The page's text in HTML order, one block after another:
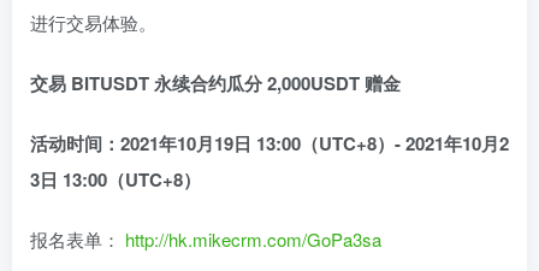
进行交易体验。
交易 BITUSDT 永续合约瓜分 2,000USDT 赠金
活动时间： 2021年10月19日 13:00（UTC+8）- 2021年10月2
3日 13:00（UTC+8）
报名表单： http://hk.mikecrm.com/GoPa3sa